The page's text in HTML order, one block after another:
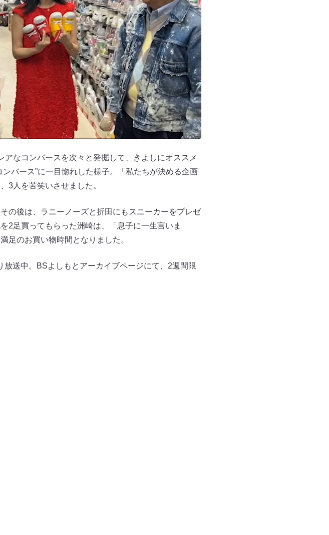
なコンバースを次々と発掘して、きよしにオススメ
バース”に一目惚れした様子。「私たちが決める企画
3人を苦笑いさせました。
の後は、ラニーノーズと折田にもスニーカーをプレゼ
2足買ってもらった洲崎は、「息子に一生言いま
足のお買い物時間となりました。
放送中。BSよしもとアーカイブページにて、2週間限